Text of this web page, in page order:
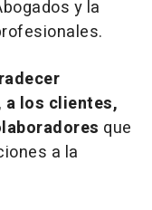
y la
a los clientes,
que
a la